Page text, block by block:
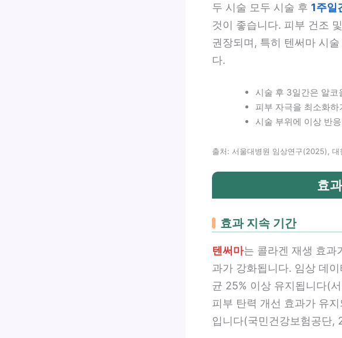
두 시술 모두 시술 후 1주일
것이 좋습니다. 피부 건조
권장되며, 특히 텐써마 시
다.
시술 후 3일간은 알코
피부 자극을 최소화
시술 부위에 이상 반
출처: 서울대병원 임상연구(2025),
효
효과 지속 기간
텐써마는 콜라겐 재생 효과
과가 강화됩니다. 임상 데
균 25% 이상 유지됩니다(
피부 탄력 개선 효과가 유
입니다(국민건강보험공단,